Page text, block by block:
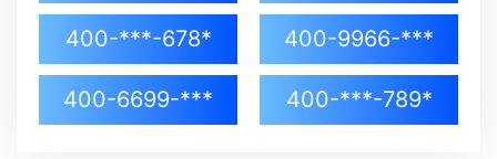
400-***-678* 400-9966-***
400-6699-*** 400-***-789*